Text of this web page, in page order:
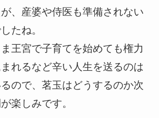
、産婆や侍医も準備されない
たね。
王宮で子育てを始めても権力
れるなど辛い人生を送るのは
ので、茗玉はどうするのか次
楽しみです。